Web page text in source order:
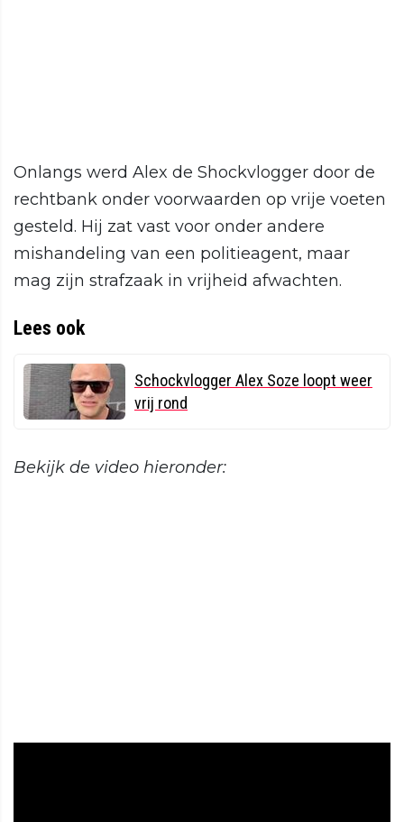
Onlangs werd Alex de Shockvlogger door de
rechtbank onder voorwaarden op vrije voeten
gesteld. Hij zat vast voor onder andere
mishandeling van een politieagent, maar
mag zijn strafzaak in vrijheid afwachten.
Lees ook
Schockvlogger Alex Soze loopt weer
vrij rond
Bekijk de video hieronder: